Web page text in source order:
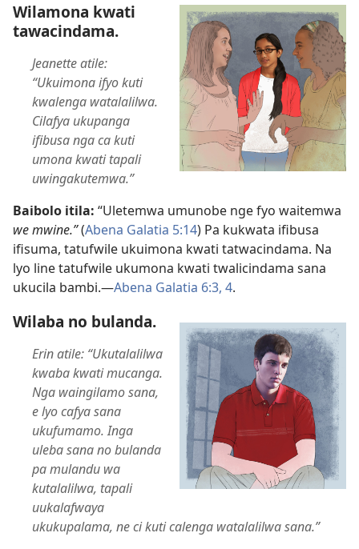
Wilamona kwati
tawacindama.
Jeanette atile:
“Ukuimona ifyo kuti
kwalenga watalalilwa.
Cilafya ukupanga
ifibusa nga ca kuti
umona kwati tapali
uwingakutemwa.”
Baibolo itila: “Uletemwa umunobe nge fyo waitemwa
we mwine.”(Abena Galatia 5:14) Pa kukwata ifibusa
ifisuma, tatufwile ukuimona kwati tatwacindama. Na
lyo line tatufwile ukumona kwati twalicindama sana
ukucila bambi.​—Abena Galatia 6:3, 4.
Wilaba no bulanda.
Erin atile: “Ukutalalilwa
kwaba kwati mucanga.
Nga waingilamo sana,
e lyo cafya sana
ukufumamo. Inga
uleba sana no bulanda
pa mulandu wa
kutalalilwa, tapali
uukalafwaya
ukukupalama, ne ci kuti calenga watalalilwa sana.”